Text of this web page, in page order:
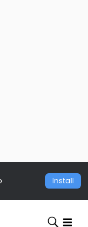
Install